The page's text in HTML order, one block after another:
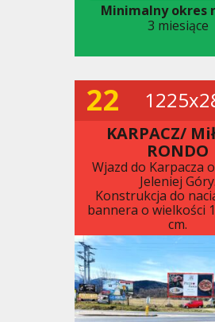
Minimalny okres
3 miesiące
22
KARPACZ/
RONDO
Wjazd do Karpacza
Jeleniej Góry.
Konstrukcja do
bannera o wielkości
cm.